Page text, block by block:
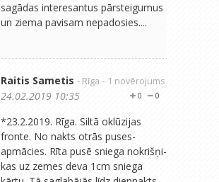
sagādas interesantus pārsteigumus
un ziema pavisam nepadosies....
Raitis Sametis - Rīga - 1 novērojums
0
0
24.02.2019 10:35
*23.2.2019. Rīga. Siltā oklūzijas
fronte. No nakts otrās puses-
apmācies. Rīta pusē sniega nokrišņi-
kas uz zemes deva 1cm sniega